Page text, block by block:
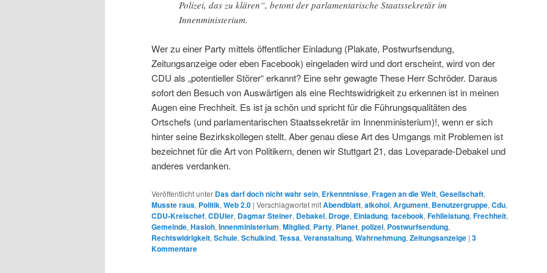
Polizei, das zu klären“, betont der parlamentarische Staatssekretär im
Innenministerium.
Wer zu einer Party mittels öffentlicher Einladung (Plakate, Postwurfsendung,
Zeitungsanzeige oder eben Facebook) eingeladen wird und dort erscheint, wird von der
CDU als „potentieller Störer“ erkannt? Eine sehr gewagte These Herr Schröder. Daraus
sofort den Besuch von Auswärtigen als eine Rechtswidrigkeit zu erkennen ist in meinen
Augen eine Frechheit. Es ist ja schön und spricht für die Führungsqualitäten des
Ortschefs (und parlamentarischen Staatssekretär im Innenministerium)!, wenn er sich
hinter seine Bezirkskollegen stellt. Aber genau diese Art des Umgangs mit Problemen ist
bezeichnet für die Art von Politikern, denen wir Stuttgart 21, das Loveparade-Debakel und
anderes verdanken.
Veröffentlicht unter Das darf doch nicht wahr sein, Erkenntnisse, Fragen an die Welt, Gesellschaft,
Musste raus, Politik, Web 2.0 | Verschlagwortet mitAbendblatt, alkohol, Argument, Benutzergruppe, Cdu,
CDU-Kreischef, CDUler, Dagmar Steiner, Debakel, Droge, Einladung, facebook, Fehlleistung, Frechheit,
Gemeinde, Hasloh, Innenministerium, Mitglied, Party, Planet, polizei, Postwurfsendung,
Rechtswidrigkeit, Schule, Schulkind, Tessa, Veranstaltung, Wahrnehmung, Zeitungsanzeige | 3
Kommentare